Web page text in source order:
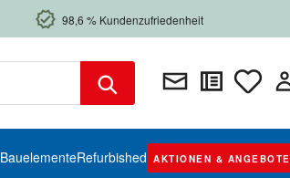
98,6 % Kundenzufriedenheit
BauelementeRefurbished AKTIONEN & ANGEBOTE